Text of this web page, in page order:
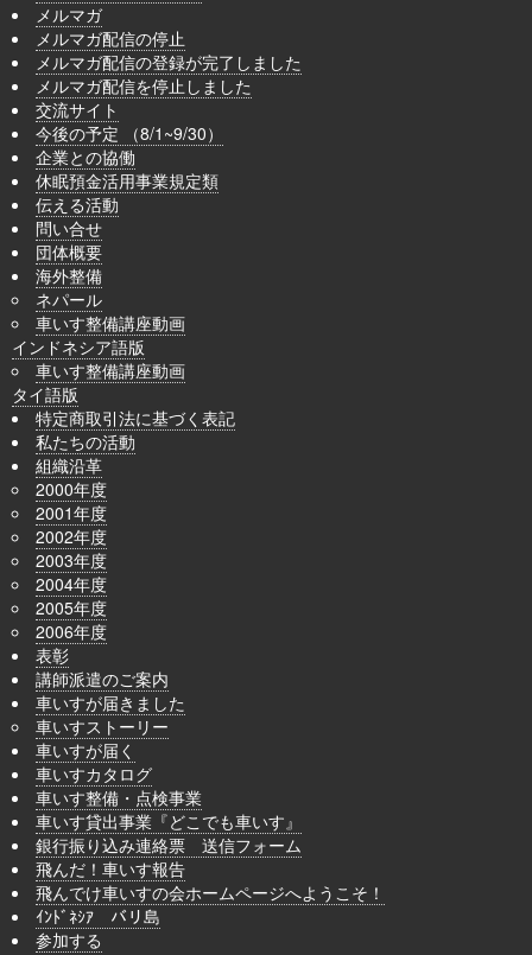
メルマガ
メルマガ配信の停止
メルマガ配信の登録が完了しました
メルマガ配信を停止しました
交流サイト
今後の予定 （8/1~9/30）
企業との協働
休眠預金活用事業規定類
伝える活動
問い合せ
団体概要
海外整備
ネパール
車いす整備講座動画
インドネシア語版
車いす整備講座動画
タイ語版
特定商取引法に基づく表記
私たちの活動
組織沿革
2000年度
2001年度
2002年度
2003年度
2004年度
2005年度
2006年度
表彰
講師派遣のご案内
車いすが届きました
車いすストーリー
車いすが届く
車いすカタログ
車いす整備・点検事業
車いす貸出事業『どこでも車いす』
銀行振り込み連絡票 送信フォーム
飛んだ！車いす報告
飛んでけ車いすの会ホームページへようこそ！
ｲﾝﾄﾞﾈｼｱ バリ島
参加する